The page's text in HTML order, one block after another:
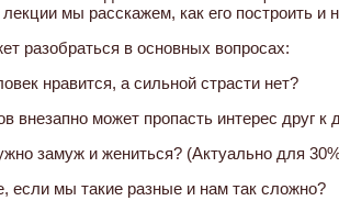
мы расскажем, как его построить и
разобраться в основных вопросах:
нравится, а сильной страсти нет?
внезапно может пропасть интерес друг к
замуж и жениться? (Актуально для
если мы такие разные и нам так сложно?